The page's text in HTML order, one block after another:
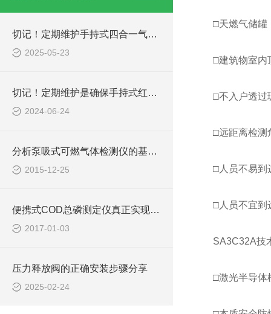
切记！定期维护手持式四合一气体检测仪才能提升整体工作效率
2025-05-23
切记！定期维护是确保手持式红外测温仪准确性的关键
2024-06-24
分析泵吸式可燃气体检测仪的基本产品特点
2015-12-25
便携式COD总磷测定仪真正实现自动化测定
2017-01-03
压力释放阀的正确安装步骤分享
2025-02-24
□天燃气储罐
□建筑物室内
□不入户透过
□远距离检测
□人员不易到
□人员不宜到
SA3C32A技
□激光半导体